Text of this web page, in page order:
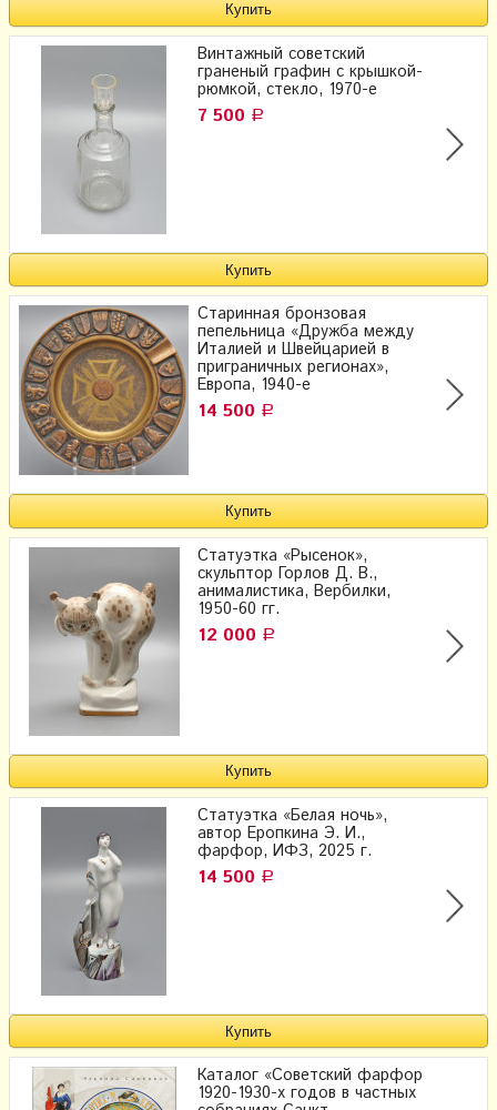
Винтажный советский
граненый графин с крышкой-
рюмкой, стекло, 1970-е
7 500 Р
Старинная бронзовая
пепельница «Дружба между
Италией и Швейцарией в
приграничных регионах»,
Европа, 1940-е
14 500 Р
Статуэтка «Рысенок»,
скульптор Горлов Д. В.,
анималистика, Вербилки,
1950-60 гг.
12 000 Р
Статуэтка «Белая ночь»,
автор Еропкина Э. И.,
фарфор, ИФЗ, 2025 г.
14 500 Р
Каталог «Советский фарфор
1920-1930-х годов в частных